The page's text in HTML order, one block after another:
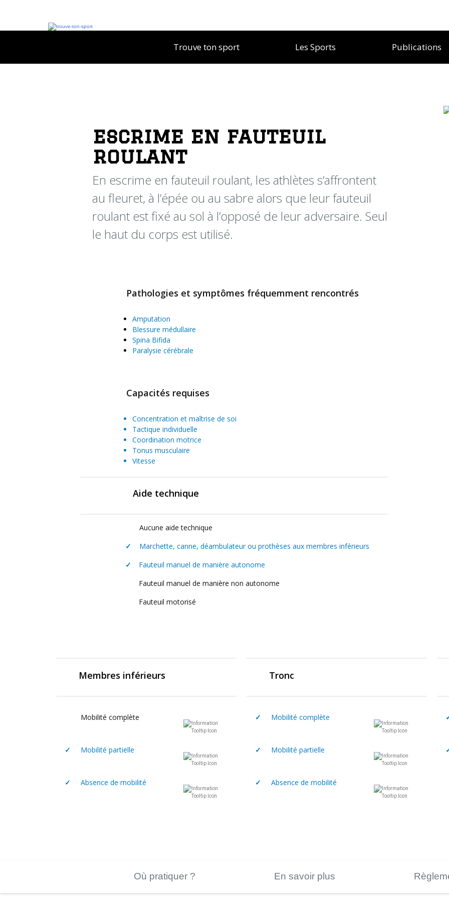
Trouve ton sport Les Sports Publications
escrime en fauteuil
roulant
En escrime en fauteuil roulant, les athlètes s’affrontent
au fleuret, à l’épée ou au sabre alors que leur fauteuil
roulant est fixé au sol à l’opposé de leur adversaire. Seul
le haut du corps est utilisé.
Pathologies et symptômes fréquemment rencontrés
Amputation
Blessure médullaire
Spina Bifida
Paralysie cérébrale
Capacités requises
Concentration et maîtrise de soi
Tactique individuelle
Coordination motrice
Tonus musculaire
Vitesse
Aide technique
Aucune aide technique
✓
Marchette, canne, déambulateur ou prothèses auxmembres inférieurs
✓
Fauteuil manuel de manière autonome
Fauteuil manuel de manière non autonome
Fauteuil motorisé
Membres inférieurs
Mobilité complète
✓ Mobilité partielle
✓ Absence de mobilité
Tronc
✓ Mobilité complète
✓ Mobilité partielle
✓ Absence de mobilité
Où pratiquer ? En savoir plus